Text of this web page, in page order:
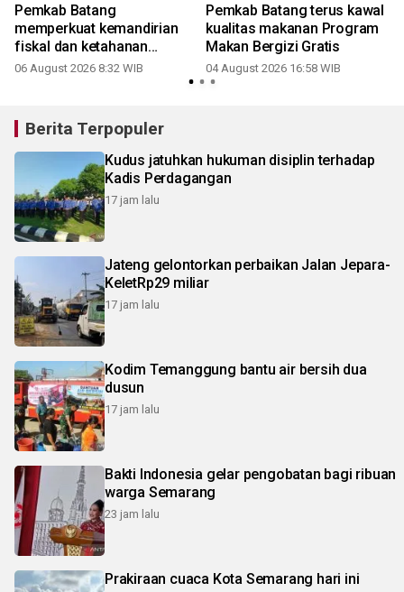
Pemkab Batang
memperkuat kemandirian
fiskal dan ketahanan
pangan
06 August 2026 8:32 WIB
Pemkab Batang terus kawal
kualitas makanan Program
Makan Bergizi Gratis
04 August 2026 16:58 WIB
Berita Terpopuler
Kudus jatuhkan hukuman disiplin terhadap
Kadis Perdagangan
17 jam lalu
Jateng gelontorkan perbaikan Jalan Jepara-
KeletRp29 miliar
17 jam lalu
Kodim Temanggung bantu air bersih dua
dusun
17 jam lalu
Bakti Indonesia gelar pengobatan bagi ribuan
warga Semarang
23 jam lalu
Prakiraan cuaca Kota Semarang hari ini